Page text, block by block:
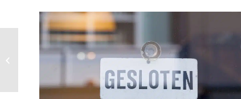
Persvrijheid in Centraal Europa zwaar